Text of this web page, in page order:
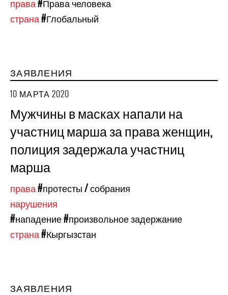
права#Права человека
страна#Глобальный
ЗАЯВЛЕНИЯ
10 МАРТА 2020
Мужчины в масках напали на
участниц марша за права женщин,
полиция задержала участниц
марша
права#протесты / собрания
нарушения
#нападение#произвольное задержание
страна#Кыргызстан
ЗАЯВЛЕНИЯ